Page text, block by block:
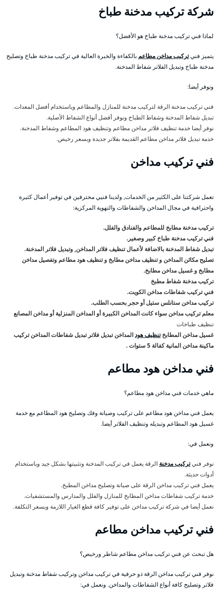
شركة تركيب مدخنة طباخ
لماذا فني تركيب مدخنة طباخ هو الأفضل؟
يتميز فنيتركيب مداخن مطاعم بالكفاءة والخبرة العالية في تركيب مدخنة طباخ وتصليح
مدخنة طباخ وتبديل الفلاتر شفاط المدخنة.
ونوفر أيضا:
فني تركيب مدخنة الرقة لتركيب مدخنة للمنازل والمطاعم وباستخدام أفضل المعدات.
تبديل شفاط المدخنة وشفاط الطباخ ونوفر أفضل أنواع الشفاط الأصلية.
نوفر أيضا خدمة تنظيف فلاتر مداخن مطاعم وتنظيف هود المطاعم وشفاط المدخنة.
خدمة تبديل فلاتر مداخن مطاعم القديمة بفلاتر جديدة وبسعر رخيص.
فني تركيب مداخن
تعمل شركتنا على الكثير من الخدمات, ولدينا فنيي محترفين في توفير أعمال كثيرة
واحترافية في مجال المداخن والشفاطات والتهوية المركزية:
تركيب مدخنة مطابخ للمطاعم والفنادق والفلل.
فني تركيب مدخنة طباخ كبير وصغير.
تبديل شفاط المدخنة بالاضافة لأعمال تنظيف فلاتر المداخن, وتبديل فلاتر المدخنة.
تصليح مكائن المداخن و تنظيف مداخن مطابخ و تنظيف هود مطاعم وتفصيل مداخن
مطابخ و غسيل مداخن مطابخ.
تركيب مدخنة شفاط مطبخ
فني تركيب شفاطات مداخن الكويت.
تركيب مداخن ستانلس ستيل أو حجر بحسب الطلب.
معلم تركيب مداخن سواء كانت المداخن الكبيرة أو المداخن المنزلية أو مداخن المصانع
تنظيف طباخات
غسيل مداخن المطابختنظيف هودالمداخن تبديل فلاتر تبديل شفاطات المداخن تركيب
ماكينة مداخن المانية كفالة 5 ستوات .
فني مداخن هود مطاعم
ماهي خدمات فني مداخن هود مطاعم؟
يعمل فني مداخن هود مطاعم على تركيب وصيانة وفك وتصليح هود المطاعم مع خدمة
غسيل هود المطاعم وتبديله وتنظيف الفلاتر أيضا.
ونعمل في:
نوفر فنيتركيب مدخنة الرقة يعمل في تركيب المدخنة وتثبيتها بشكل جيد وباستخدام
أدوات حديثة.
يعمل فني تركيب مداخن الرقة على صيانة وتصليح مداخن المطبخ.
خدمة تركيب شفاطات مداخن المطابخ للمنازل والفلل والمدارس والمستشفيات.
نعمل أيضا في شركة تركيب مداخن على توفير كافة قطع الغيار اللازمة وبسعر التكلفة.
فني تركيب مداخن مطاعم
هل تبحث عن فني تركيب مداخن مطاعم شاطر ورخيص؟
نوفر فني تركيب مداخن الرقة ذو حرفية في تركيب مداخن وتركيب شفاط مدخنة وتبديل
فلاتر وتصليح كافة أنواع الشفاطات والمداخن. ونعمل في: